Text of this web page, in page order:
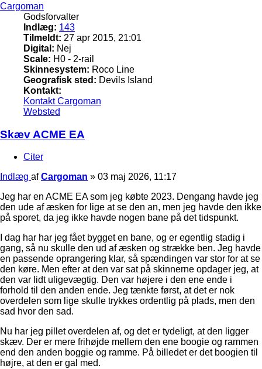
Cargoman
Godsforvalter
Indlæg: 143
Tilmeldt: 27 apr 2015, 21:01
Digital: Nej
Scale: H0 - 2-rail
Skinnesystem: Roco Line
Geografisk sted: Devils Island
Kontakt:
Kontakt Cargoman
Websted
Skæv ACME EA
Citer
Indlæg afCargoman » 03 maj 2026, 11:17
Jeg har en ACME EA som jeg købte 2023. Dengang havde jeg
den ude af æsken for lige at se den an, men jeg havde den ikke
på sporet, da jeg ikke havde nogen bane på det tidspunkt.
I dag har har jeg fået bygget en bane, og er egentlig stadig i
gang, så nu skulle den ud af æsken og strække ben. Jeg havde
en passende oprangering klar, så spændingen var stor for at se
den køre. Men efter at den var sat på skinnerne opdager jeg, at
den var lidt uligevægtig. Den var højere i den ene ende i
forhold til den anden ende. Jeg tænkte først, at det er nok
overdelen som lige skulle trykkes ordentlig på plads, men den
sad hvor den sad.
Nu har jeg pillet overdelen af, og det er tydeligt, at den ligger
skæv. Der er mere frihøjde mellem den ene boogie og rammen
end den anden boggie og ramme. På billedet er det boogien til
højre, at den er gal med.